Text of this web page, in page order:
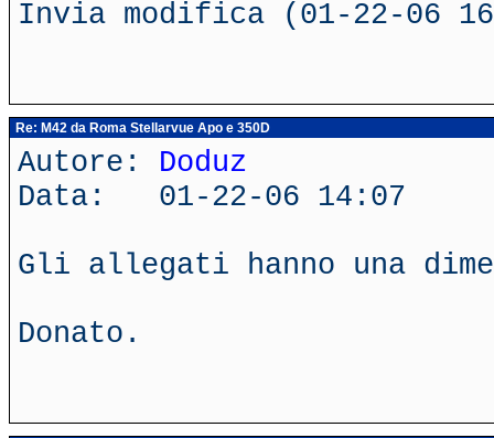
Invia modifica (01-22-06
Re: M42 da Roma Stellarvue Apo e 350D
Autore: Doduz
Data: 01-22-06 14:07
Gli allegati hanno una
Donato.